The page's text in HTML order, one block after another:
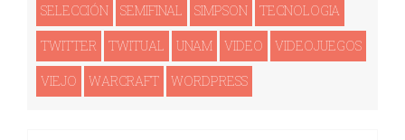
SELECCIÓN SEMIFINAL SIMPSON TECNOLOGI­A
TWITTER TWITUAL UNAM VIDEO VIDEOJUEGOS
VIEJO WARCRAFT WORDPRESS